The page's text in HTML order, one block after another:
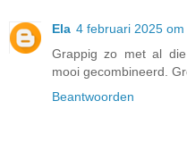
Ela 4 februari 2025 om
Grappig zo met al
mooi gecombineerd.
Beantwoorden